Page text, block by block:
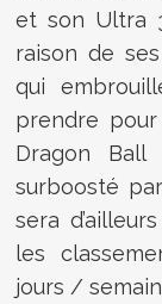
et son Ultra
raison de
qui
prendre
Dragon
surboosté
sera
les
jours /